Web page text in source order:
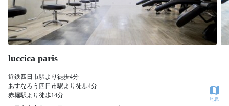
luccica paris
近鉄四日市駅より徒歩4分
あすなろう四日市駅より徒歩4分
赤堀駅より徒歩14分
地図